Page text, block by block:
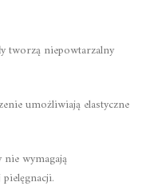
tworzą niepowtarzalny
umożliwiają elastyczne
nie wymagają